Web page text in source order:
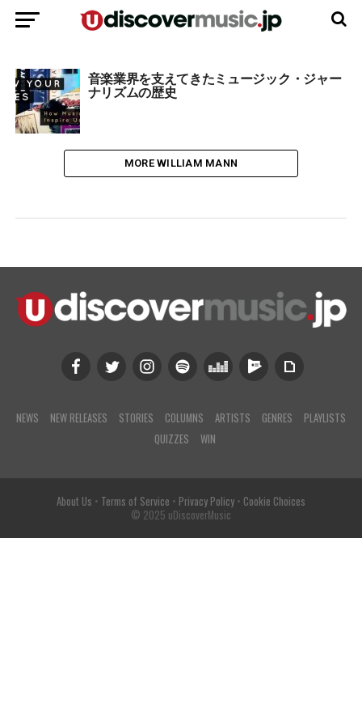
音楽業界を支えてきたミュージック・ジャー
ナリズムの歴史
MORE WILLIAM MANN
NEWS NEW RELEASES STORIES COLUMNS ARTISTS GENRES
PLAYLISTS
QUIZZES
WIN
About Us • Terms of Service • Privacy Policy• Cookie Choices
© 2025 uDiscoverMusic